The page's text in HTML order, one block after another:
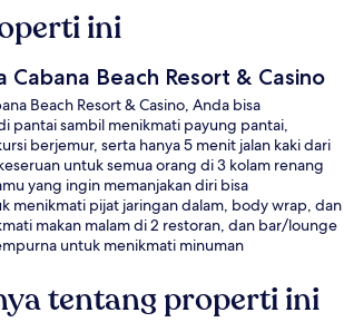
ini
Cabana Beach Resort & Casino
Beach Resort & Casino, Anda bisa
pantai sambil menikmati payung pantai,
berjemur, serta hanya 5 menit jalan kaki dari
untuk semua orang di 3 kolam renang
yang ingin memanjakan diri bisa
menikmati pijat jaringan dalam, body wrap, dan
makan malam di 2 restoran, dan bar/lounge
untuk menikmati minuman
microwave. Para traveler terkesan dengan staf.
tentang properti ini